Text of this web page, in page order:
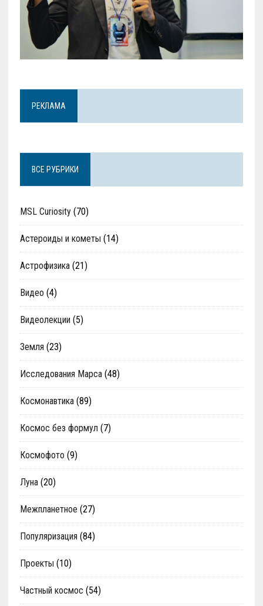
РЕКЛАМА
ВСЕ РУБРИКИ
MSL Curiosity(70)
Астероиды и кометы (14)
Астрофизика(21)
Видео (4)
Видеолекции (5)
Земля (23)
Исследования Марса(48)
Космонавтика(89)
Космос без формул (7)
Космофото (9)
Луна(20)
Межпланетное (27)
Популяризация (84)
Проекты (10)
Частный космос (54)